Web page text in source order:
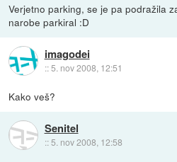
Verjetno parking, se je pa podražila
narobe parkiral :D
imagodei
::5. nov 2008, 12:51
Kako veš?
Senitel
:: 5. nov 2008, 12:58